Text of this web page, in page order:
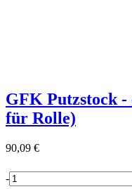
GFK Putzstock -
für Rolle)
90,09 €
-